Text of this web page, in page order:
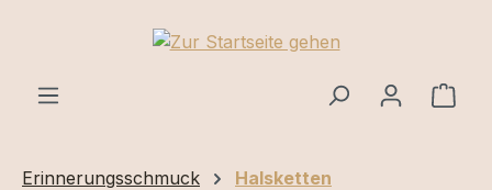
Zum Hauptinhalt springen
Erinnerungsschmuck Halsketten